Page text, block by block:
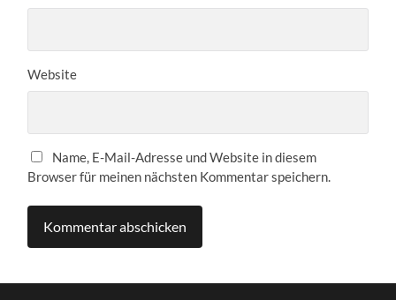
Website
Name, E-Mail-Adresse und Website in diesem
Browser für meinen nächsten Kommentar speichern.